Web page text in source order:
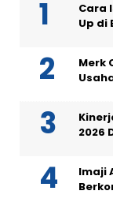
Cara
Up di
Merk
2026
Imaji